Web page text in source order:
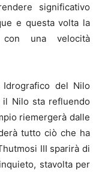
significativo
e questa volta la
una velocità
Idrografico del Nilo
Nilo sta refluendo
riemergerà dalle
tutto ciò che ha
III sparirà di
stavolta per